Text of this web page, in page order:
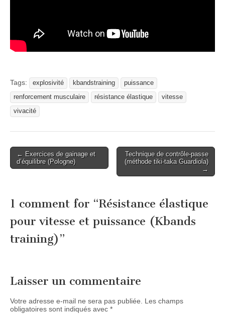
Tags: explosivité kbandstraining
puissance
renforcement musculaire
résistance élastique
vitesse
vivacité
Post
navigation
← Exercices de gainage et
d’équilibre (Pologne)
Technique de contrôle-passe
(méthode tiki-taka Guardiola)
→
1 comment for “Résistance élastique
pour vitesse et puissance (Kbands
training)”
Laisser un commentaire
Votre adresse e-mail ne sera pas publiée. Les champs
obligatoires sont indiqués avec *